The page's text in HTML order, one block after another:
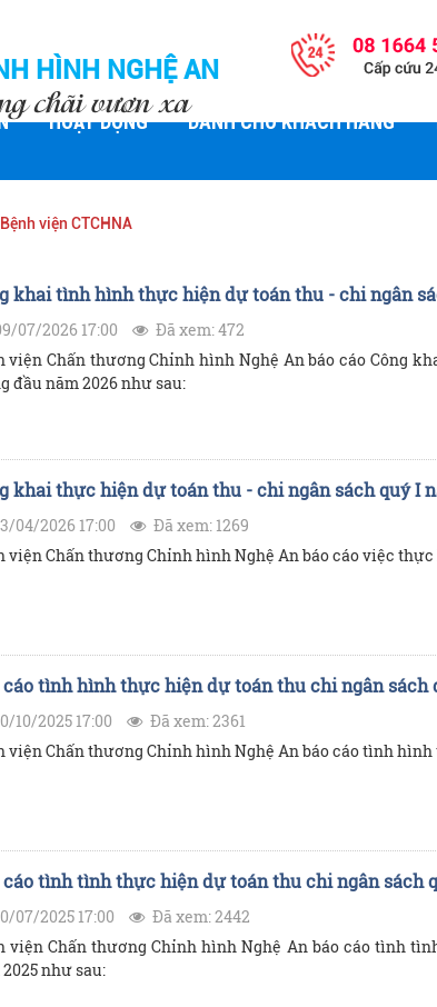
HÌNH NGHỆ AN
chãi vươn xa
HOẠT ĐỘNG DÀNH CHO KHÁCH HÀNG
Bệnh viện CTCHNA
khai tình hình thực hiện dự toán thu - chi ngân
07/2026 17:00
Đã xem: 472
viện Chấn thương Chỉnh hình Nghệ An báo cáo Công
đầu năm 2026 như sau:
khai thực hiện dự toán thu - chi ngân sách quý I
04/2026 17:00
Đã xem: 1269
viện Chấn thương Chỉnh hình Nghệ An báo cáo việc
cáo tình hình thực hiện dự toán thu chi ngân sách
10/2025 17:00
Đã xem: 2361
viện Chấn thương Chỉnh hình Nghệ An báo cáo tình
cáo tình tình thực hiện dự toán thu chi ngân sách
07/2025 17:00
Đã xem: 2442
viện Chấn thương Chỉnh hình Nghệ An báo cáo tình
như sau: